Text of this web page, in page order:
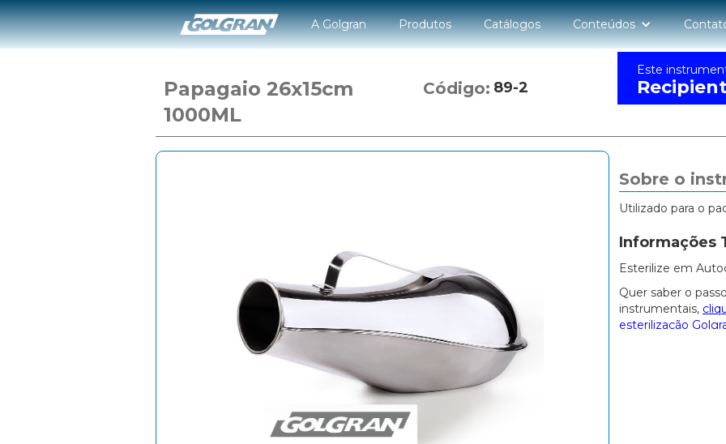
A Golgran Produtos Catálogos Conteúdos
Papagaio 26x15cm
1000ML
Código: 89-2
Este
Sobre o
Utilizado para o
Informações
Esterilize em
Quer saber o
instrumentais,
esterilização